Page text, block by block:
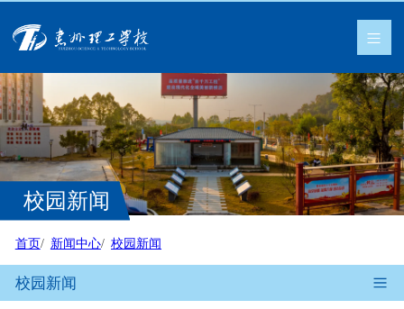
校园新闻
首页 新闻中心 校园新闻
校园新闻